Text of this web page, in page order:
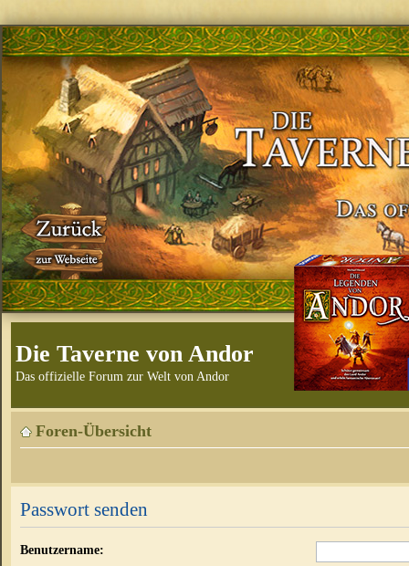
Die Taverne von Andor
Das offizielle Forum zur Welt von Andor
Foren-Übersicht
Passwort senden
Benutzername: